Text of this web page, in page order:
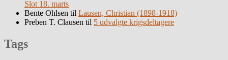
Slot 18. marts
Bente Ohlsen til Lausen, Christian (1898-1918)
Preben T. Clausen til 5 udvalgte krigsdeltagere
Tags